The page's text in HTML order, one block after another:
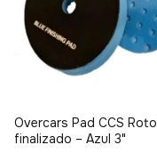
Overcars Pad CCS
finalizado – Azul 3"